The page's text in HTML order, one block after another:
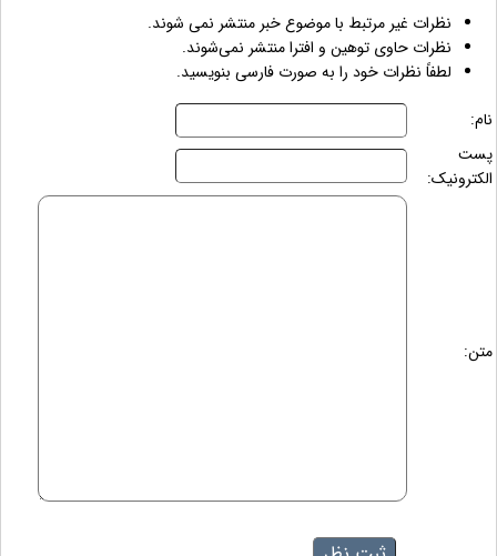
نظرات غیر مرتبط با موضوع خبر منتشر نمی شوند.
نظرات حاوی توهین و افترا منتشر نمی‌شوند.
لطفاً نظرات خود را به صورت فارسی بنویسید.
نام:
پست
الکترونیک:
متن: